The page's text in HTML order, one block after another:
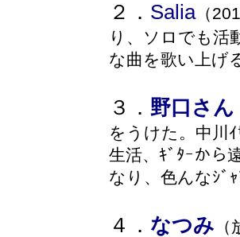
２． Salia（
り、ソロでも活
な曲を歌い上げ
３． 野口さん
をうけた。中川
生活、ｷﾞﾀｰから
なり、色んなｼﾞ
４． なつみ